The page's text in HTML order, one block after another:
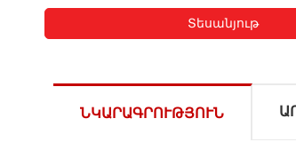
Տեսանյութ
ՆԿԱՐԱԳՐՈՒԹՅՈՒՆ